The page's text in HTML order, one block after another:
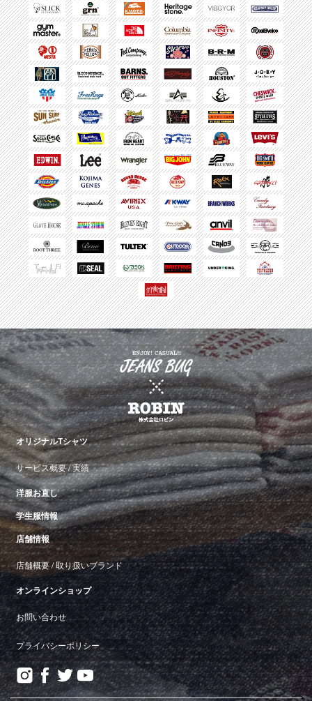
オリジナルTシャツ
サービス概要/実績
洋服お直し
学生服情報
店舗情報
店舗概要/取り扱いブランド
オンラインショップ
お問い合わせ
プライバシーポリシー